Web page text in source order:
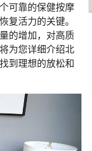
可靠的保健按摩
复活力的关键。
的增加，对高质
为您详细介绍北
到理想的放松和